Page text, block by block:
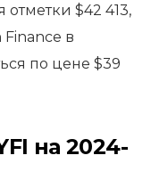
$42 413,
Finance в
по цене $39
на 2024-